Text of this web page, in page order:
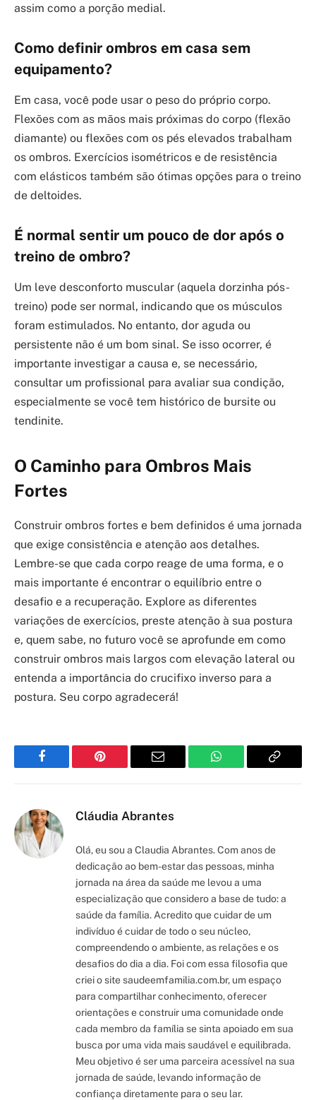
assim como a porção medial.
Como definir ombros em casa sem
equipamento?
Em casa, você pode usar o peso do próprio corpo.
Flexões com as mãos mais próximas do corpo (flexão
diamante) ou flexões com os pés elevados trabalham
os ombros. Exercícios isométricos e de resistência
com elásticos também são ótimas opções para o treino
de deltoides.
É normal sentir um pouco de dor após o
treino de ombro?
Um leve desconforto muscular (aquela dorzinha pós-
treino) pode ser normal, indicando que os músculos
foram estimulados. No entanto, dor aguda ou
persistente não é um bom sinal. Se isso ocorrer, é
importante investigar a causa e, se necessário,
consultar um profissional para avaliar sua condição,
especialmente se você tem histórico de bursite ou
tendinite.
O Caminho para Ombros Mais
Fortes
Construir ombros fortes e bem definidos é uma jornada
que exige consistência e atenção aos detalhes.
Lembre-se que cada corpo reage de uma forma, e o
mais importante é encontrar o equilíbrio entre o
desafio e a recuperação. Explore as diferentes
variações de exercícios, preste atenção à sua postura
e, quem sabe, no futuro você se aprofunde em como
construir ombros mais largos com elevação lateral ou
entenda a importância do crucifixo inverso para a
postura. Seu corpo agradecerá!
Facebook Pinterest Email WhatsApp Copy
Cláudia Abrantes
Olá, eu sou a Claudia Abrantes. Com anos de
dedicação ao bem-estar das pessoas, minha
jornada na área da saúde me levou a uma
especialização que considero a base de tudo: a
saúde da família. Acredito que cuidar de um
indivíduo é cuidar de todo o seu núcleo,
compreendendo o ambiente, as relações e os
desafios do dia a dia. Foi com essa filosofia que
criei o site saudeemfamilia.com.br, um espaço
para compartilhar conhecimento, oferecer
orientações e construir uma comunidade onde
cada membro da família se sinta apoiado em sua
busca por uma vida mais saudável e equilibrada.
Meu objetivo é ser uma parceira acessível na sua
jornada de saúde, levando informação de
confiança diretamente para o seu lar.